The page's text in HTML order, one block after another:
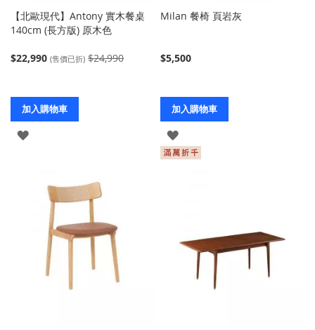
【北歐現代】Antony 實木餐桌
140cm (長方版) 原木色
$22,990 (售價已折) $24,990
加入購物車
登
Milan 餐椅 頁岩灰
$5,500
加入購物車
登
入